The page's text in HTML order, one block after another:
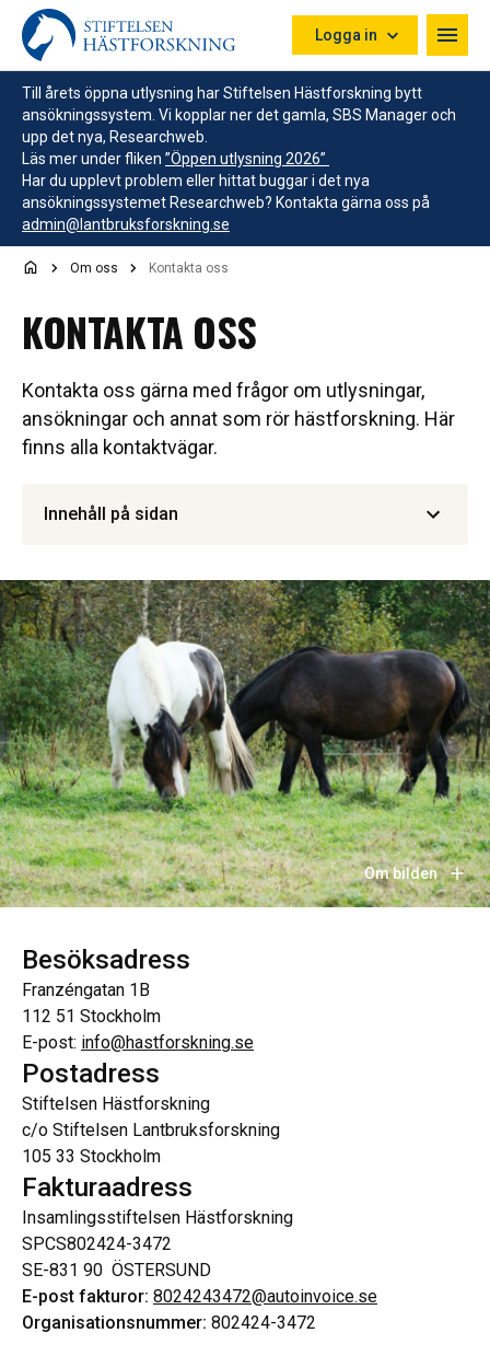
Hoppa till innehåll
Logga in
Till årets öppna utlysning har Stiftelsen Hästforskning bytt
ansökningssystem. Vi kopplar ner det gamla, SBS Manager och
upp det nya, Researchweb.
Läs mer under fliken ”Öppen utlysning 2026”
Har du upplevt problem eller hittat buggar i det nya
ansökningssystemet Researchweb? Kontakta gärna oss på
admin@lantbruksforskning.se
Om oss Kontakta oss
KONTAKTA OSS
Kontakta oss gärna med frågor om utlysningar,
ansökningar och annat som rör hästforskning. Här
finns alla kontaktvägar.
Innehåll på sidan
Om bilden
Besöksadress
Franzéngatan 1B
112 51 Stockholm
E-post: info@hastforskning.se
Postadress
Stiftelsen Hästforskning
c/o Stiftelsen Lantbruksforskning
105 33 Stockholm
Fakturaadress
Insamlingsstiftelsen Hästforskning
SPCS802424-3472
SE-831 90 ÖSTERSUND
E-post fakturor: 8024243472@autoinvoice.se
Organisationsnummer: 802424-3472